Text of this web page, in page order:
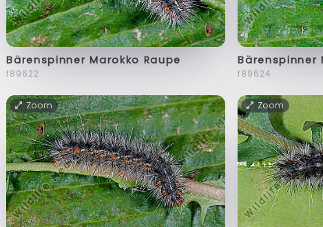
Bärenspinner Marokko Raupe
f89622
Bärenspinner
f89624
Zoom Zoom